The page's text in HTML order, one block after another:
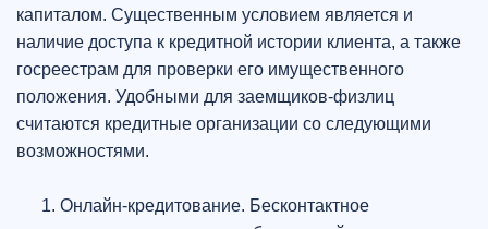
капиталом. Существенным условием является и
наличие доступа к кредитной истории клиента, а также
госреестрам для проверки его имущественного
положения. Удобными для заемщиков-физлиц
считаются кредитные организации со следующими
возможностями.
Онлайн-кредитование. Бесконтактное